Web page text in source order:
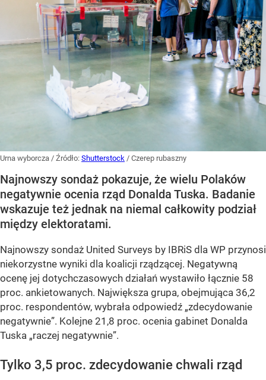
Urna wyborcza / Źródło: Shutterstock / Czerep rubaszny
Najnowszy sondaż pokazuje, że wielu Polaków
negatywnie ocenia rząd Donalda Tuska. Badanie
wskazuje też jednak na niemal całkowity podział
między elektoratami.
Najnowszy sondaż United Surveys by IBRiS dla WP przynosi
niekorzystne wyniki dla koalicji rządzącej. Negatywną
ocenę jej dotychczasowych działań wystawiło łącznie 58
proc. ankietowanych. Największa grupa, obejmująca 36,2
proc. respondentów, wybrała odpowiedź „zdecydowanie
negatywnie”. Kolejne 21,8 proc. ocenia gabinet Donalda
Tuska „raczej negatywnie”.
Tylko 3,5 proc. zdecydowanie chwali rząd